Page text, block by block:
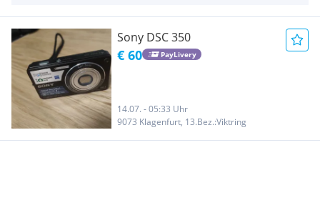
Sony DSC 350
€ 60 PayLivery
14.07. - 05:33 Uhr
9073 Klagenfurt, 13.Bez.:Viktring